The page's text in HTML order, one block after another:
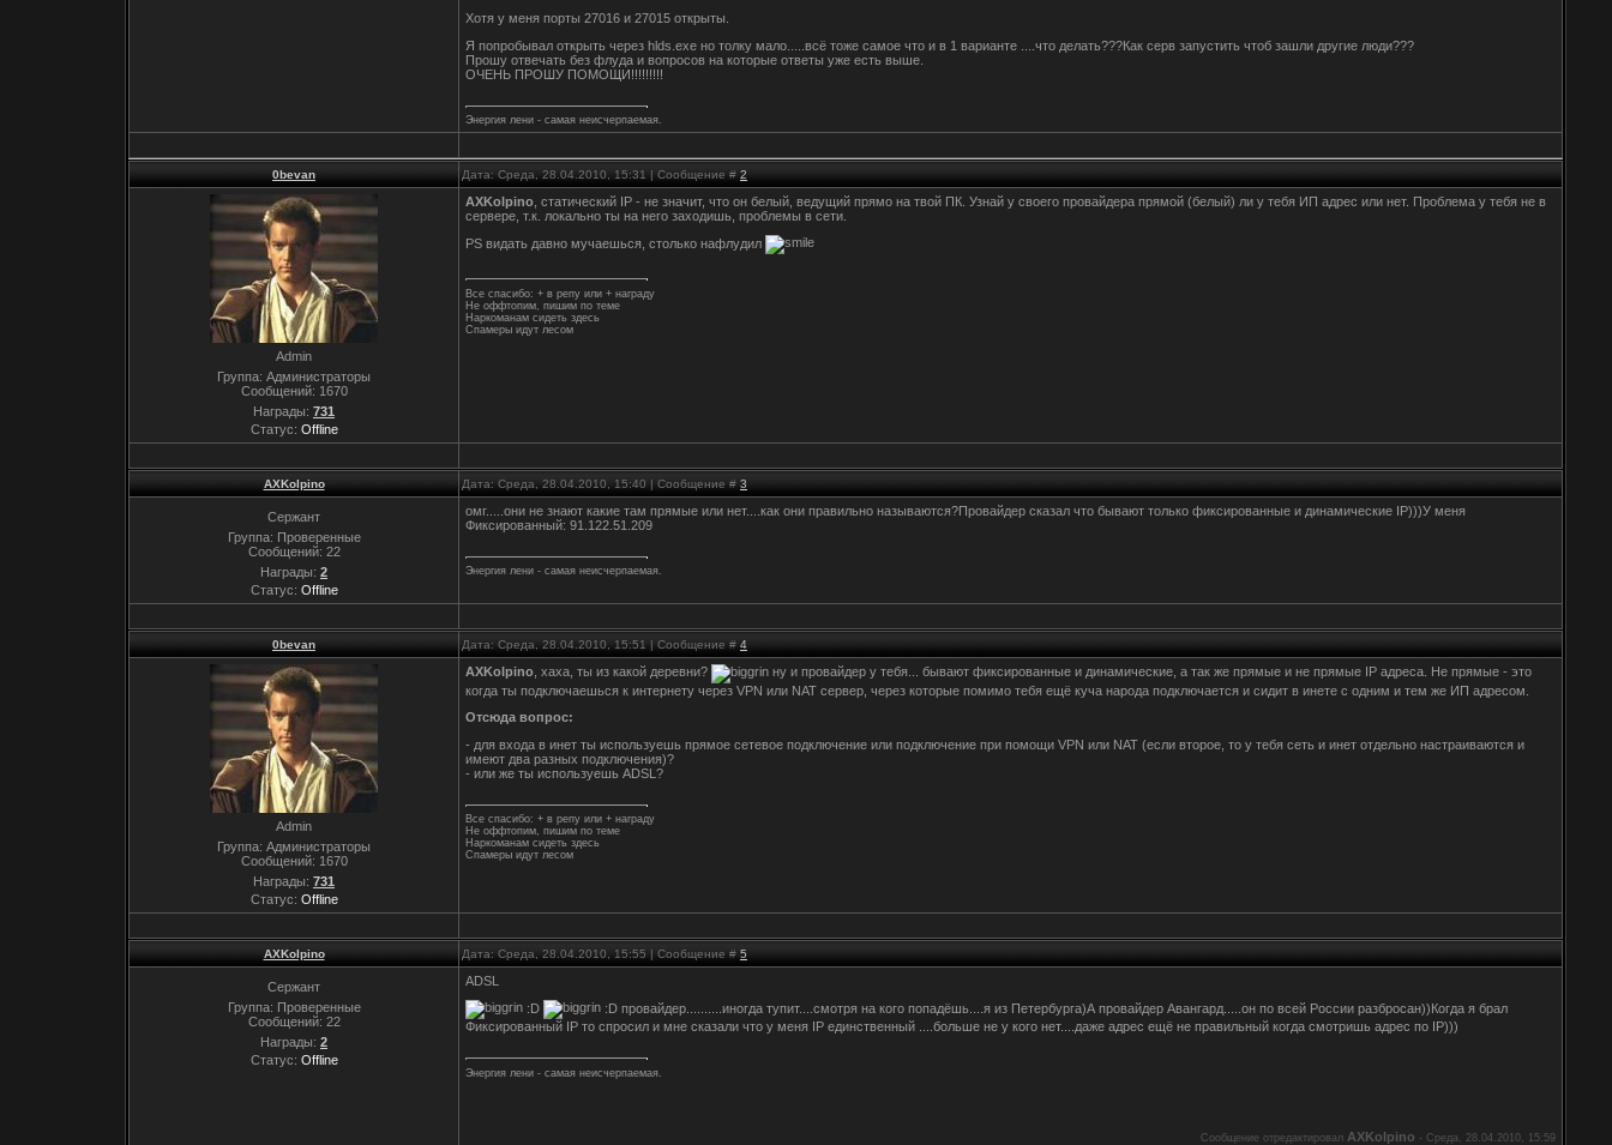
Хотя у меня порты 27016 и 27015 открыты.
Я попробывал открыть через hlds.exe но толку мало.....всё тоже самое что и в 1 варианте ....что делать???Как серв запустить чтоб зашли другие люди???
Прошу отвечать без флуда и вопросов на которые ответы уже есть выше.
ОЧЕНЬ ПРОШУ ПОМОЩИ!!!!!!!!!
Энергия лени - самая неисчерпаемая.
0bevan Дата: Среда, 28.04.2010, 15:31 | Сообщение # 2
Admin
Группа: Администраторы
Сообщений: 1670
Награды: 731
Статус: Offline
AXKolpino , статический IP - не значит, что он белый, ведущий прямо на твой ПК. Узнай у своего провайдера прямой (белый) ли у тебя ИП адрес или нет. Проблема у тебя не в
сервере, т.к. локально ты на него заходишь, проблемы в сети.
PS видать давно мучаешься, столько нафлудил
Все спасибо: + в репу или + награду
Не оффтопим, пишим по теме
Наркоманам сидеть здесь
Спамеры идут лесом
AXKolpino Дата: Среда, 28.04.2010, 15:40 | Сообщение # 3
Сержант
Группа: Проверенные
Сообщений: 22
Награды: 2
Статус: Offline
омг.....они не знают какие там прямые или нет....как они правильно называются?Провайдер сказал что бывают только фиксированные и динамические IP)))У меня
Фиксированный: 91.122.51.209
Энергия лени - самая неисчерпаемая.
0bevan Дата: Среда, 28.04.2010, 15:51 | Сообщение # 4
Admin
Группа: Администраторы
Сообщений: 1670
Награды: 731
Статус: Offline
AXKolpino, хаха, ты из какой деревни?
ну и провайдер у тебя... бывают фиксированные и динамические, а так же прямые и не прямые IP адреса. Не прямые - это
когда ты подключаешься к интернету через VPN или NAT сервер, через которые помимо тебя ещё куча народа подключается и сидит в инете с одним и тем же ИП адресом.
Отсюда вопрос:
- для входа в инет ты используешь прямое сетевое подключение или подключение при помощи VPN или NAT (если второе, то у тебя сеть и инет отдельно настраиваются и
имеют два разных подключения)?
- или же ты используешь ADSL?
Все спасибо: + в репу или + награду
Не оффтопим, пишим по теме
Наркоманам сидеть здесь
Спамеры идут лесом
AXKolpino Дата: Среда, 28.04.2010, 15:55 | Сообщение # 5
Сержант
Группа: Проверенные
Сообщений: 22
Награды: 2
Статус: Offline
ADSL
:D
:D провайдер..........иногда тупит....смотря на кого попадёшь....я из Петербурга)А провайдер Авангард.....он по всей России разбросан))Когда я брал
Фиксированный IP то спросил и мне сказали что у меня IP единственный ....больше не у кого нет....даже адрес ещё не правильный когда смотришь адрес по IP)))
Энергия лени - самая неисчерпаемая.
Сообщение отредактировал AXKolpino - Среда, 28.04.2010, 15:59